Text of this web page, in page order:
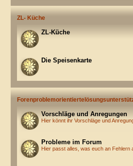
ZL- Küche
ZL-Küche
Die Speisenkarte
Vorschläge und Anregungen
Hier könnt ihr Vorschläge und
Probleme im Forum
Hier passt alles, was euch an Fehlern